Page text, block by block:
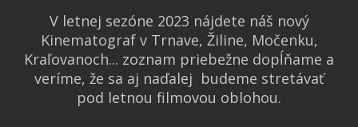
V letnej sezóne 2023 nájdete náš nový
Kinematograf v Trnave, Žiline, Močenku,
Kraľovanoch... zoznam priebežne dopĺňame a
veríme, že sa aj naďalej budeme stretávať
pod letnou filmovou oblohou.